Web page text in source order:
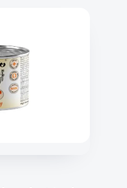
rozwijających
sektora animal
rozwiązań